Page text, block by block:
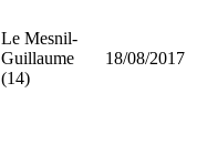
Le Mesnil-
Guillaume
(14)
18/08/2017